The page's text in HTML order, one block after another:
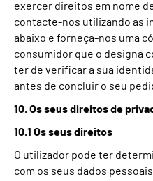
exercer direitos em nome
contacte-nos utilizando as
abaixo e forneça-nos uma
consumidor que o designa
ter de verificar a sua
antes de concluir o seu
10. Os seus direitos de
10.1 Os seus direitos
O utilizador pode ter
com os seus dados